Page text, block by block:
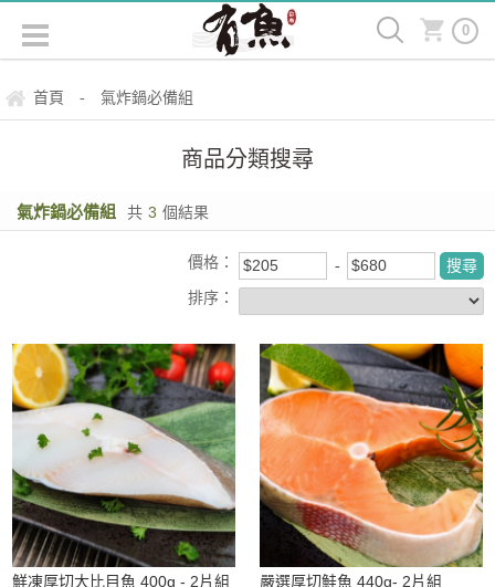
0
首頁 - 氣炸鍋必備組
商品分類搜尋
氣炸鍋必備組 共 3 個結果
價格：
排序：
鮮凍厚切大比目魚 400g - 2片組 嚴選厚切鮭魚 440g- 2片組